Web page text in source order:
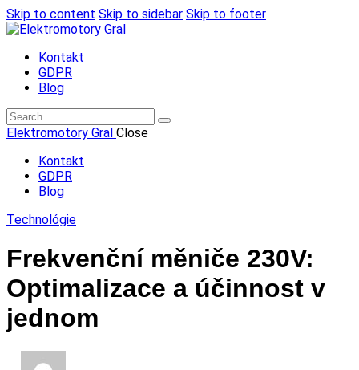
Skip to content Skip to sidebar Skip to footer
Kontakt
GDPR
Blog
Elektromotory Gral Close
Kontakt
GDPR
Blog
Technológie
Frekvenční měniče 230V:
Optimalizace a účinnost v
jednom